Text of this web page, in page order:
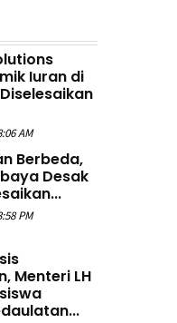
Iuran di
AM
Berbeda,
Desak
PM
Menteri LH